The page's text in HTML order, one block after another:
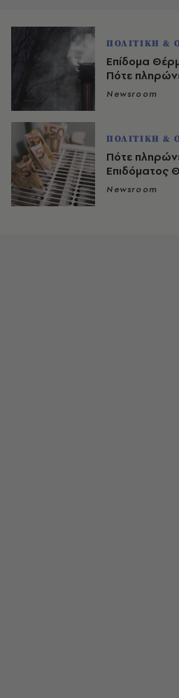
ΠΟΛΙΤΙΚΗ &
Επίδομα
Πότε
Newsroom
ΠΟΛΙΤΙΚΗ &
Πότε
Επιδόματος
Newsroom